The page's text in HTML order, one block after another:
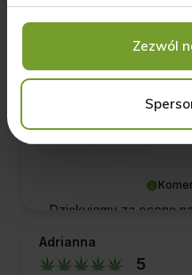
Zezwól
czas oraz za wybranie
Pozdrawiamy!
Dziękujemy za ocenę
pozytywny feedback
czuje się dumny i
lepszej pracy.
5
0
0
Adrianna
5